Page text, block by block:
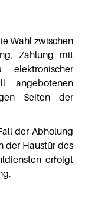
Wahl zwischen
Zahlung mit
angebotenen
Seiten der
der Abholung
der Haustür des
erfolgt